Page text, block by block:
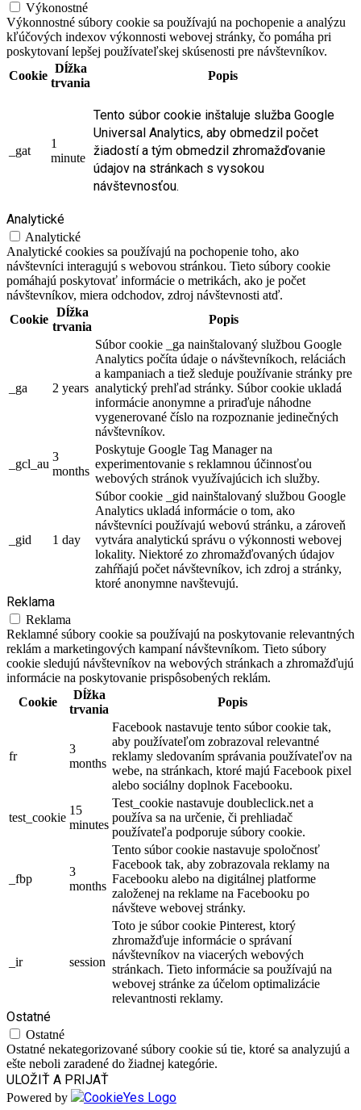
Výkonostné
Výkonnostné súbory cookie sa používajú na pochopenie a analýzu
kľúčových indexov výkonnosti webovej stránky, čo pomáha pri
poskytovaní lepšej používateľskej skúsenosti pre návštevníkov.
Cookie
Dĺžka
trvania
Popis
_gat
1
minute
Tento súbor cookie inštaluje služba Google
Universal Analytics, aby obmedzil počet
žiadostí a tým obmedzil zhromažďovanie
údajov na stránkach s vysokou
návštevnosťou.
Analytické
Analytické
Analytické cookies sa používajú na pochopenie toho, ako
návštevníci interagujú s webovou stránkou. Tieto súbory cookie
pomáhajú poskytovať informácie o metrikách, ako je počet
návštevníkov, miera odchodov, zdroj návštevnosti atď.
Cookie
Dĺžka
trvania
Popis
_ga 2 years
Súbor cookie _ga nainštalovaný službou Google
Analytics počíta údaje o návštevníkoch, reláciách
a kampaniach a tiež sleduje používanie stránky pre
analytický prehľad stránky. Súbor cookie ukladá
informácie anonymne a priraďuje náhodne
vygenerované číslo na rozpoznanie jedinečných
návštevníkov.
_gcl_au
3
months
Poskytuje Google Tag Manager na
experimentovanie s reklamnou účinnosťou
webových stránok využívajúcich ich služby.
_gid 1 day
Súbor cookie _gid nainštalovaný službou Google
Analytics ukladá informácie o tom, ako
návštevníci používajú webovú stránku, a zároveň
vytvára analytickú správu o výkonnosti webovej
lokality. Niektoré zo zhromažďovaných údajov
zahŕňajú počet návštevníkov, ich zdroj a stránky,
ktoré anonymne navštevujú.
Reklama
Reklama
Reklamné súbory cookie sa používajú na poskytovanie relevantných
reklám a marketingových kampaní návštevníkom. Tieto súbory
cookie sledujú návštevníkov na webových stránkach a zhromažďujú
informácie na poskytovanie prispôsobených reklám.
Cookie
Dĺžka
trvania
Popis
fr
3
months
Facebook nastavuje tento súbor cookie tak,
aby používateľom zobrazoval relevantné
reklamy sledovaním správania používateľov na
webe, na stránkach, ktoré majú Facebook pixel
alebo sociálny doplnok Facebooku.
test_cookie
15
minutes
Test_cookie nastavuje doubleclick.net a
používa sa na určenie, či prehliadač
používateľa podporuje súbory cookie.
_fbp
3
months
Tento súbor cookie nastavuje spoločnosť
Facebook tak, aby zobrazovala reklamy na
Facebooku alebo na digitálnej platforme
založenej na reklame na Facebooku po
návšteve webovej stránky.
_ir session
Toto je súbor cookie Pinterest, ktorý
zhromažďuje informácie o správaní
návštevníkov na viacerých webových
stránkach. Tieto informácie sa používajú na
webovej stránke za účelom optimalizácie
relevantnosti reklamy.
Ostatné
Ostatné
Ostatné nekategorizované súbory cookie sú tie, ktoré sa analyzujú a
ešte neboli zaradené do žiadnej kategórie.
ULOŽIŤ A PRIJAŤ
Powered by